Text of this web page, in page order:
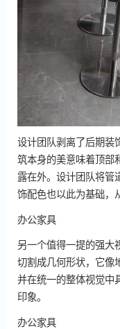
设计团队剥离了后期装
筑本身的美意味着顶部
露在外。设计团队将管
饰配色也以此为基础，
办公家具
另一个值得一提的强大
切割成几何形状，它像
并在统一的整体视觉中
印象。
办公家具